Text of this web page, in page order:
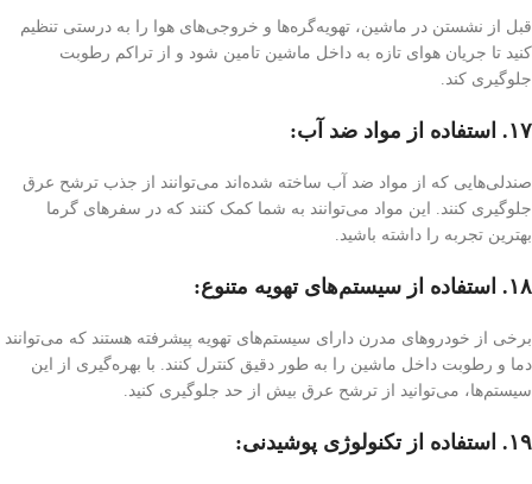
قبل از نشستن در ماشین، تهویه‌گره‌ها و خروجی‌های هوا را به درستی تنظیم
کنید تا جریان هوای تازه به داخل ماشین تامین شود و از تراکم رطوبت
جلوگیری کند.
۱۷. استفاده از مواد ضد آب:
صندلی‌هایی که از مواد ضد آب ساخته شده‌اند می‌توانند از جذب ترشح عرق
جلوگیری کنند. این مواد می‌توانند به شما کمک کنند که در سفرهای گرما
بهترین تجربه را داشته باشید.
۱۸. استفاده از سیستم‌های تهویه متنوع:
برخی از خودروهای مدرن دارای سیستم‌های تهویه پیشرفته هستند که می‌توانند
دما و رطوبت داخل ماشین را به طور دقیق کنترل کنند. با بهره‌گیری از این
سیستم‌ها، می‌توانید از ترشح عرق بیش از حد جلوگیری کنید.
۱۹. استفاده از تکنولوژی پوشیدنی: